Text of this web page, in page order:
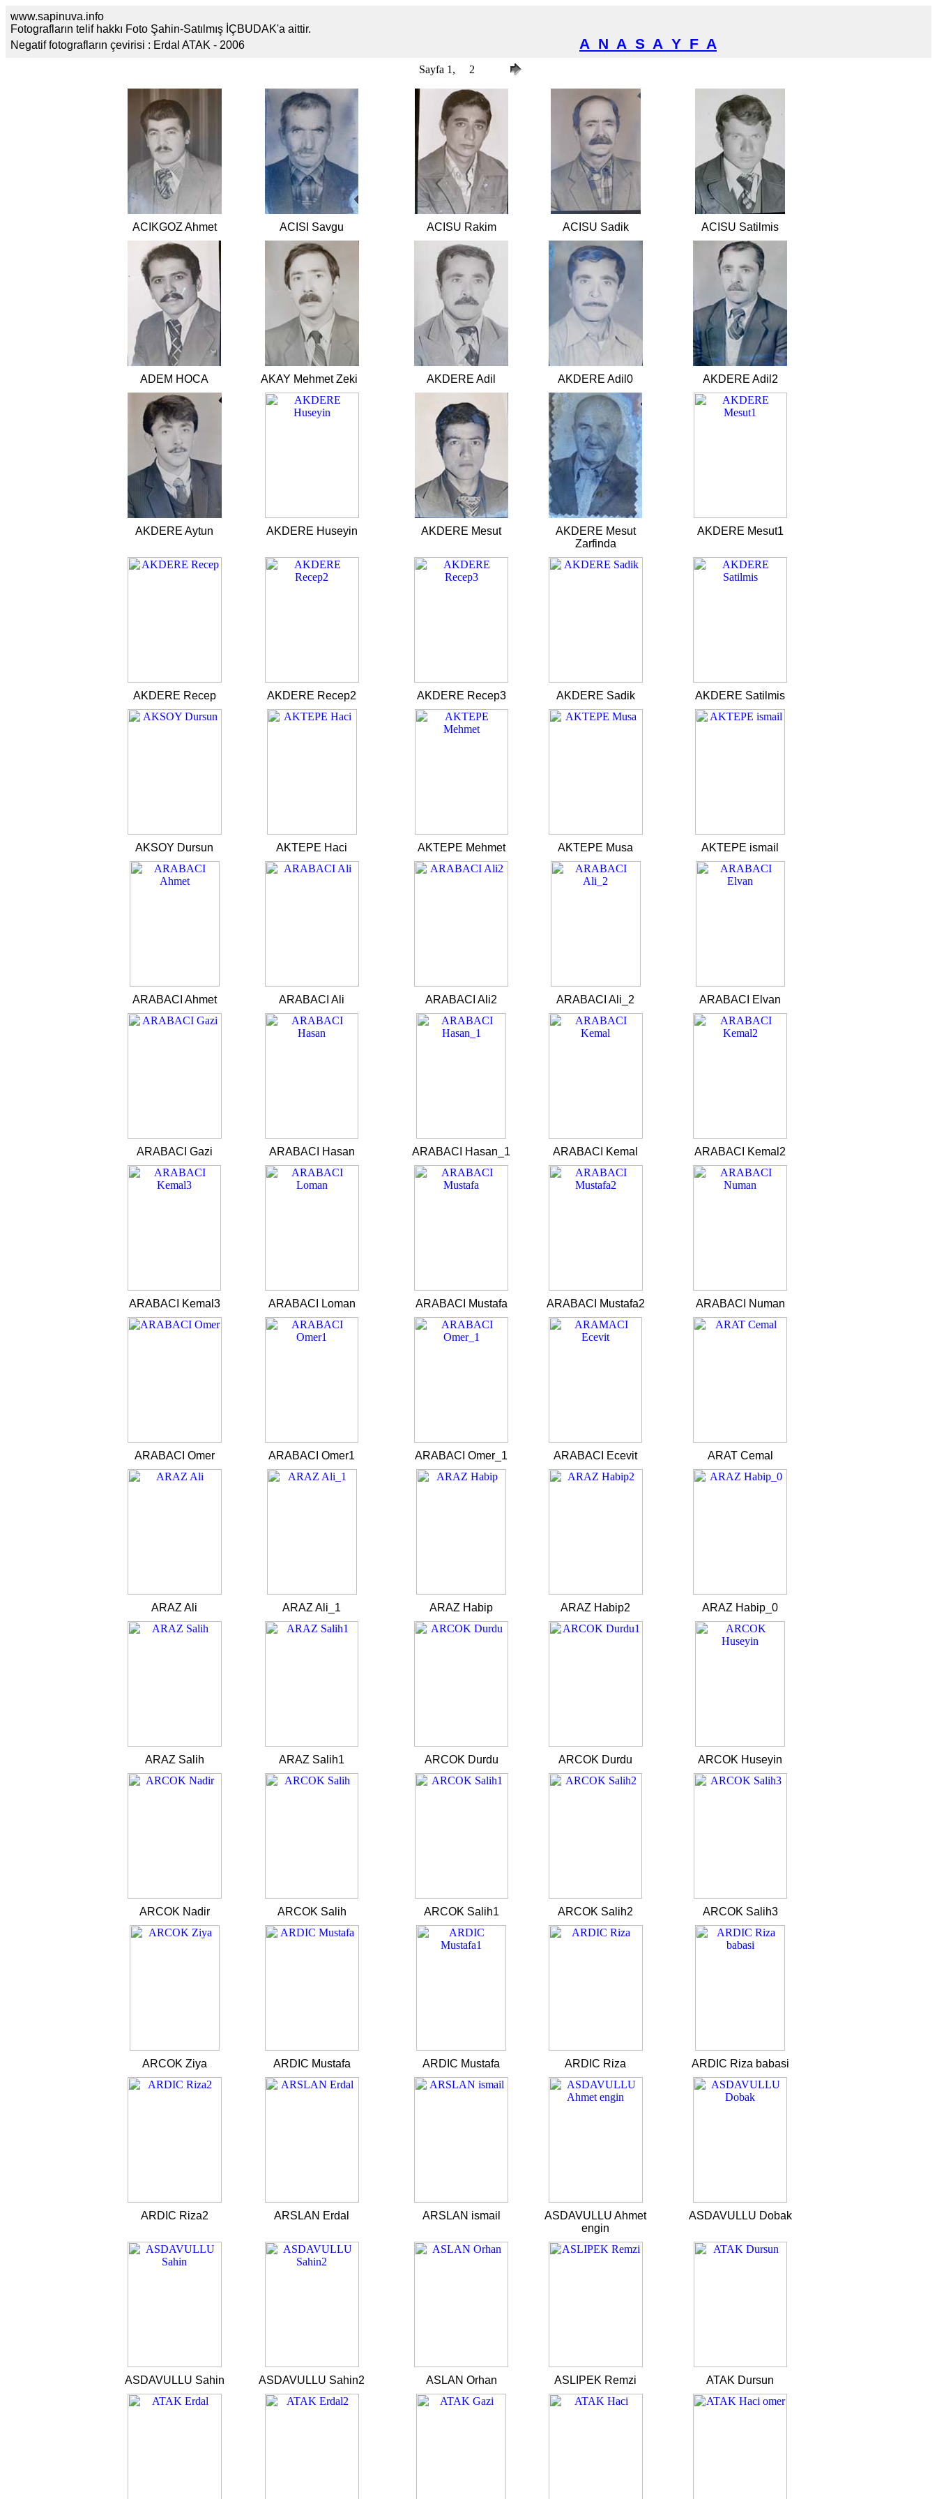
www.sapinuva.info
Fotografların telif hakkı Foto Şahin-Satılmış İÇBUDAK'a aittir.
Negatif fotografların çevirisi : Erdal ATAK - 2006 A N A S A Y F A
Sayfa 1, 2
ACIKGOZ Ahmet ACISI Savgu ACISU Rakim ACISU Sadik ACISU Satilmis
ADEM HOCA AKAY Mehmet Zeki AKDERE Adil AKDERE Adil0 AKDERE Adil2
AKDERE Aytun AKDERE Huseyin AKDERE Mesut
AKDERE Mesut
Zarfinda
AKDERE Mesut1
AKDERE Recep AKDERE Recep2 AKDERE Recep3 AKDERE Sadik AKDERE Satilmis
AKSOY Dursun AKTEPE Haci AKTEPE Mehmet AKTEPE Musa AKTEPE ismail
ARABACI Ahmet ARABACI Ali ARABACI Ali2 ARABACI Ali_2 ARABACI Elvan
ARABACI Gazi ARABACI Hasan ARABACI Hasan_1 ARABACI Kemal ARABACI Kemal2
ARABACI Kemal3 ARABACI Loman ARABACI Mustafa ARABACI Mustafa2 ARABACI Numan
ARABACI Omer ARABACI Omer1 ARABACI Omer_1 ARABACI Ecevit ARAT Cemal
ARAZ Ali ARAZ Ali_1 ARAZ Habip ARAZ Habip2 ARAZ Habip_0
ARAZ Salih ARAZ Salih1 ARCOK Durdu ARCOK Durdu ARCOK Huseyin
ARCOK Nadir ARCOK Salih ARCOK Salih1 ARCOK Salih2 ARCOK Salih3
ARCOK Ziya ARDIC Mustafa ARDIC Mustafa ARDIC Riza ARDIC Riza babasi
ARDIC Riza2 ARSLAN Erdal ARSLAN ismail
ASDAVULLU Ahmet
engin
ASDAVULLU Dobak
ASDAVULLU Sahin ASDAVULLU Sahin2 ASLAN Orhan ASLIPEK Remzi ATAK Dursun